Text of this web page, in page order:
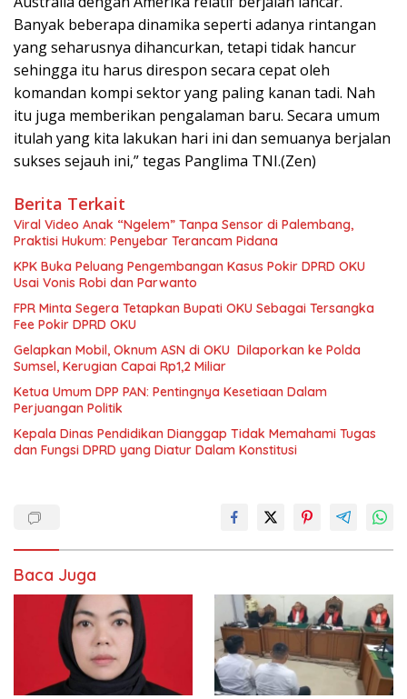
Banyak beberapa dinamika seperti adanya rintangan
yang seharusnya dihancurkan, tetapi tidak hancur
sehingga itu harus direspon secara cepat oleh
komandan kompi sektor yang paling kanan tadi. Nah
itu juga memberikan pengalaman baru. Secara umum
itulah yang kita lakukan hari ini dan semuanya berjalan
sukses sejauh ini,” tegas Panglima TNI.(Zen)
Berita Terkait
Viral Video Anak “Ngelem” Tanpa Sensor di Palembang,
Praktisi Hukum: Penyebar Terancam Pidana
KPK Buka Peluang Pengembangan Kasus Pokir DPRD OKU
Usai Vonis Robi dan Parwanto
FPR Minta Segera Tetapkan Bupati OKU Sebagai Tersangka
Fee Pokir DPRD OKU
Gelapkan Mobil, Oknum ASN di OKU Dilaporkan ke Polda
Sumsel, Kerugian Capai Rp1,2 Miliar
Ketua Umum DPP PAN: Pentingnya Kesetiaan Dalam
Perjuangan Politik
Kepala Dinas Pendidikan Dianggap Tidak Memahami Tugas
dan Fungsi DPRD yang Diatur Dalam Konstitusi
Baca Juga